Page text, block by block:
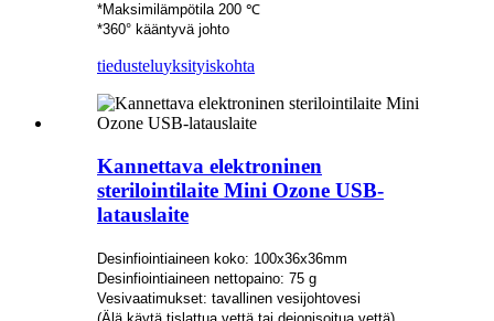
*Maksimilämpötila 200 ℃
*360° kääntyvä johto
tiedusteluyksityiskohta
Kannettava elektroninen
sterilointilaite Mini Ozone USB-
latauslaite
Desinfiointiaineen koko: 100x36x36mm
Desinfiointiaineen nettopaino: 75 g
Vesivaatimukset: tavallinen vesijohtovesi